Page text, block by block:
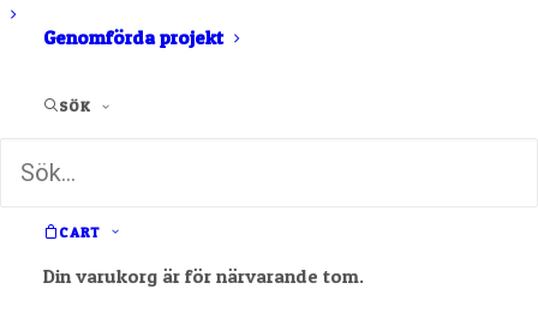
Genomförda projekt
SÖK
CART
Din varukorg är för närvarande tom.
KÖTT
mjölk från våra egna vattenbufflar. Vi säljer
Vi anordnar oftast en Öppen Gårdsdag på våren
och se vår verksamhet och brukar även ha öppet